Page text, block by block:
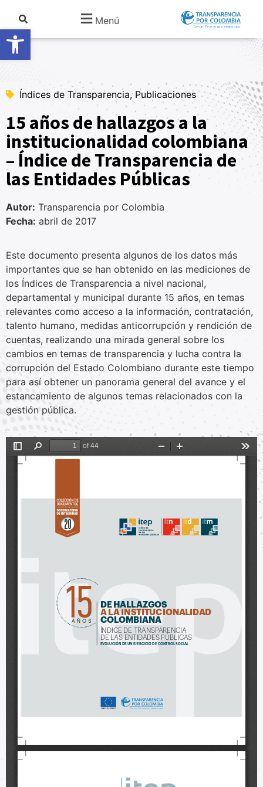
Abrir barra de herramientas
Menú
Índices de Transparencia, Publicaciones
15 años de hallazgos a la
institucionalidad colombiana
– Índice de Transparencia de
las Entidades Públicas
Autor: Transparencia por Colombia
Fecha: abril de 2017
Este documento presenta algunos de los datos más
importantes que se han obtenido en las mediciones de
los Índices de Transparencia a nivel nacional,
departamental y municipal durante 15 años, en temas
relevantes como acceso a la información, contratación,
talento humano, medidas anticorrupción y rendición de
cuentas, realizando una mirada general sobre los
cambios en temas de transparencia y lucha contra la
corrupción del Estado Colombiano durante este tiempo
para así obtener un panorama general del avance y el
estancamiento de algunos temas relacionados con la
gestión pública.